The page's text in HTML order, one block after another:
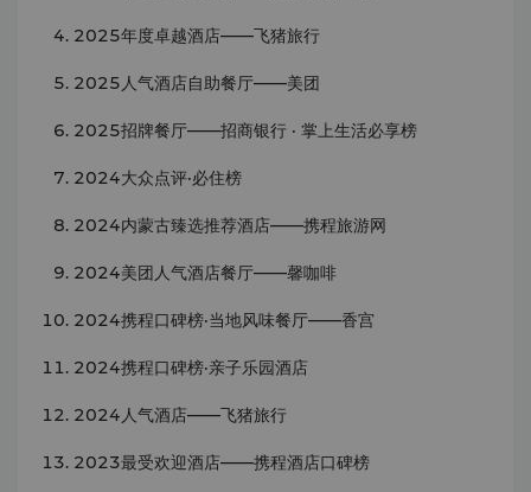
2025年度卓越酒店——飞猪旅行
2025人气酒店自助餐厅——美团
2025招牌餐厅——招商银行 · 掌上生活必享榜
2024大众点评·必住榜
2024内蒙古臻选推荐酒店——携程旅游网
2024美团人气酒店餐厅——馨咖啡
2024携程口碑榜·当地风味餐厅——香宫
2024携程口碑榜·亲子乐园酒店
2024人气酒店——飞猪旅行
2023最受欢迎酒店——携程酒店口碑榜